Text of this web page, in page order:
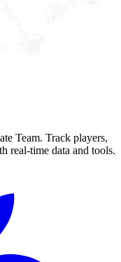
Team. Track players,
real-time data and tools.